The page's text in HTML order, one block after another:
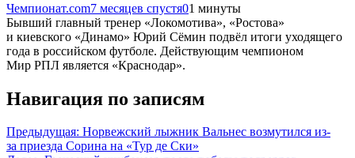
Чемпионат.com7 месяцев спустя01 минуты
Бывший главный тренер «Локомотива», «Ростова»
и киевского «Динамо» Юрий Сёмин подвёл итоги уходящего
года в российском футболе. Действующим чемпионом
Мир РПЛ является «Краснодар».
Навигация по записям
Предыдущая: Норвежский лыжник Вальнес возмутился из-
за приезда Сорина на «Тур де Ски»